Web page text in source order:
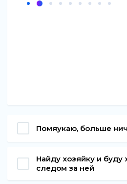
Помяукаю, больше
Найду хозяйку и буду
следом за ней